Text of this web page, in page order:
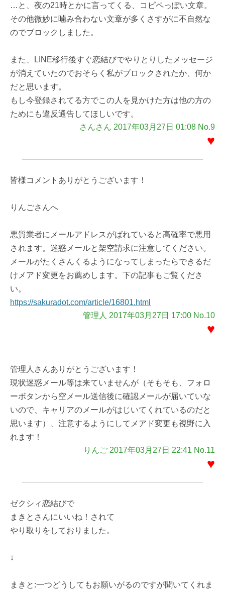
…と、夜の21時とかに言ってくる、コピペっぽい文章。
その他微妙に噛み合わない文章が多くさすがに不自然な
のでブロックしました。
また、LINE移行後すぐ恋結びでやりとりしたメッセージ
が消えていたのでおそらく私がブロックされたか、何か
だと思います。
もし今登録されてる方でこの人を見かけた方は他の方の
ためにも違反通告してほしいです。
さんさん 2017年03月27日 01:08 No.9
♥
皆様コメントありがとうございます！
りんごさんへ
悪質業者にメールアドレスがばれていると高確率で悪用
されます。迷惑メールと架空請求に注意してください。
メールがたくさんくるようになってしまったらできるだ
けメアド変更をお薦めします。下の記事もご覧くださ
い。
https://sakuradot.com/article/16801.html
管理人 2017年03月27日 17:00 No.10
♥
管理人さんありがとうございます！
現状迷惑メール等は来ていませんが（そもそも、フォロ
ーボタンから空メール送信後に確認メールが届いていな
いので、キャリアのメールがはじいてくれているのだと
思います）、注意するようにしてメアド変更も視野に入
れます！
りんご 2017年03月27日 22:41 No.11
♥
ゼクシィ恋結びで
まきとさんにいいね！されて
やり取りをしておりました。
↓
まきと:一つどうしてもお願いがるのですが聞いてくれま